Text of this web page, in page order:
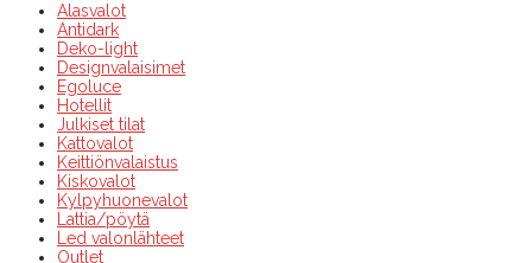
Alasvalot
Antidark
Deko-light
Designvalaisimet
Egoluce
Hotellit
Julkiset tilat
Kattovalot
Keittiönvalaistus
Kiskovalot
Kylpyhuonevalot
Lattia/pöytä
Led valonlähteet
Outlet